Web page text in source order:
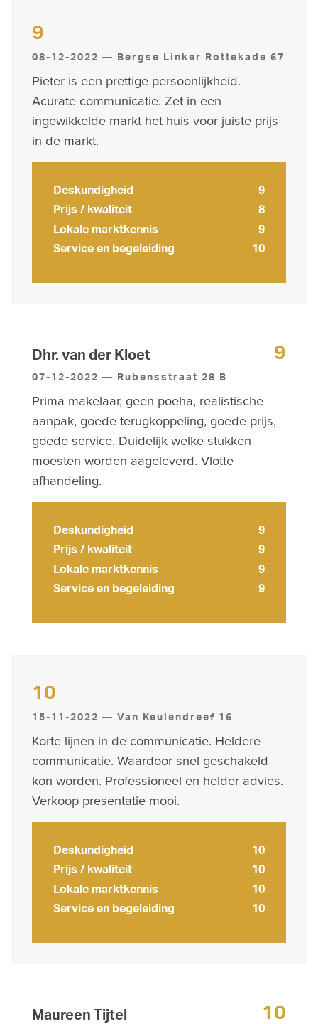
9
08-12-2022 — Bergse Linker Rottekade 67
Pieter is een prettige persoonlijkheid.
Acurate communicatie. Zet in een
ingewikkelde markt het huis voor juiste prijs
in de markt.
Deskundigheid
9
Prijs / kwaliteit
8
Lokale marktkennis
9
Service en begeleiding
10
Dhr. van der Kloet 9
07-12-2022 — Rubensstraat 28 B
Prima makelaar, geen poeha, realistische
aanpak, goede terugkoppeling, goede prijs,
goede service. Duidelijk welke stukken
moesten worden aageleverd. Vlotte
afhandeling.
Deskundigheid
9
Prijs / kwaliteit
9
Lokale marktkennis
9
Service en begeleiding
9
10
15-11-2022 — Van Keulendreef 16
Korte lijnen in de communicatie. Heldere
communicatie. Waardoor snel geschakeld
kon worden. Professioneel en helder advies.
Verkoop presentatie mooi.
Deskundigheid
10
Prijs / kwaliteit
10
Lokale marktkennis
10
Service en begeleiding
10
Maureen Tijtel 10